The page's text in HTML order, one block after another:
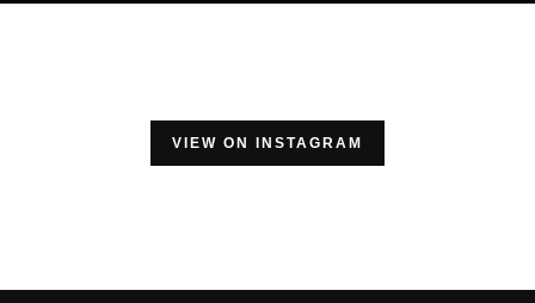
VIEW ON INSTAGRAM